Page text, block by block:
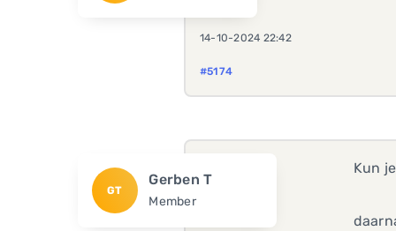
14-10-2024 22:42
#5174
GT
Gerben T
Member
Kun